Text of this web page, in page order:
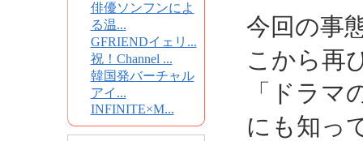
俳優ソンフンによ
る温...
GFRIENDイェリ...
祝！Channel ...
韓国発バーチャル
アイ...
INFINITE×M...
今回の事
こから再
「ドラマ
にも知っ